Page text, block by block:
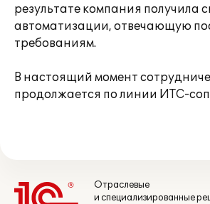
результате компания получила
автоматизации, отвечающую
требованиям.
В настоящий момент
продолжается по линии ИТС-
Отраслевые
и специализированные